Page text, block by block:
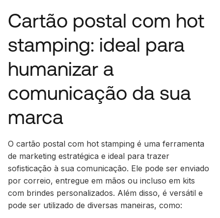
Cartão postal com hot
stamping: ideal para
humanizar a
comunicação da sua
marca
O cartão postal com hot stamping é uma ferramenta
de marketing estratégica e ideal para trazer
sofisticação à sua comunicação. Ele pode ser enviado
por correio, entregue em mãos ou incluso em kits
com brindes personalizados. Além disso, é versátil e
pode ser utilizado de diversas maneiras, como: